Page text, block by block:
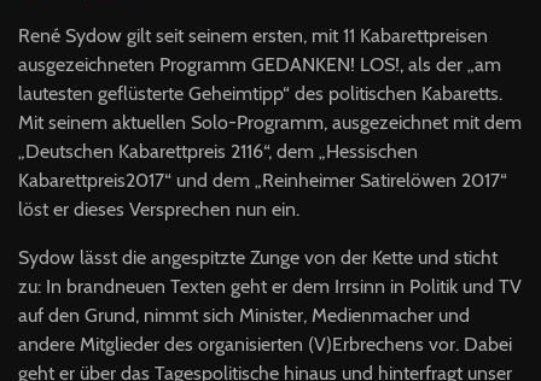
René Sydow gilt seit seinem ersten, mit 11 Kabarettpreisen
ausgezeichneten Programm GEDANKEN! LOS!, als der „am
lautesten geflüsterte Geheimtipp“ des politischen Kabaretts.
Mit seinem aktuellen Solo-Programm, ausgezeichnet mit dem
„Deutschen Kabarettpreis 2116“, dem „Hessischen
Kabarettpreis2017“ und dem „Reinheimer Satirelöwen 2017“
löst er dieses Versprechen nun ein.
Sydow lässt die angespitzte Zunge von der Kette und sticht
zu: In brandneuen Texten geht er dem Irrsinn in Politik und TV
auf den Grund, nimmt sich Minister, Medienmacher und
andere Mitglieder des organisierten (V)Erbrechens vor. Dabei
geht er über das Tagespolitische hinaus und hinterfragt unser